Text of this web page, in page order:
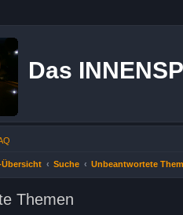
Das
Übersicht Suche Unbeantwortete
Themen